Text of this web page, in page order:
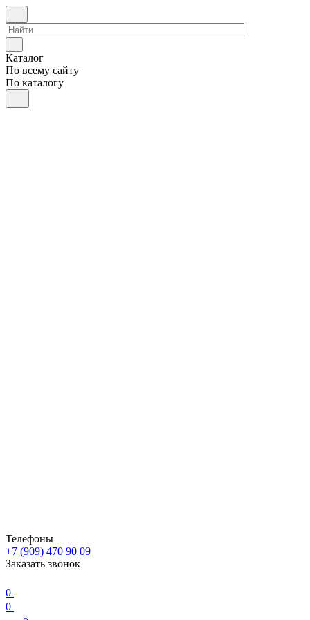
Каталог
По всему сайту
По каталогу
Телефоны
+7 (909) 470 90 09
Заказать звонок
0
0